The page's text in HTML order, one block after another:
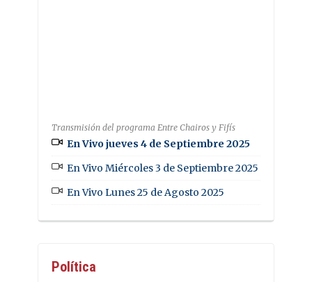
Transmisión del programa Entre Chairos y Fifís
En Vivo jueves 4 de Septiembre 2025
En Vivo Miércoles 3 de Septiembre 2025
En Vivo Lunes 25 de Agosto 2025
Política